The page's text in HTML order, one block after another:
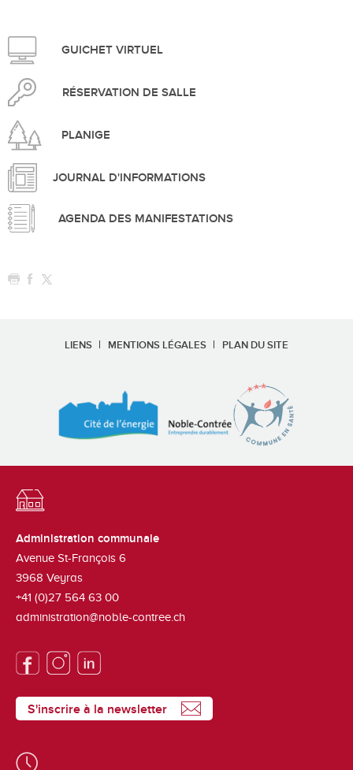
GUICHET VIRTUEL
RÉSERVATION DE SALLE
PLANIGE
JOURNAL D'INFORMATIONS
AGENDA DES MANIFESTATIONS
LIENS MENTIONS LÉGALES PLAN DU SITE
Administration communale
Avenue St-François 6
3968 Veyras
+41 (0)27 564 63 00
administration@noble-contree.ch
S'inscrire à la newsletter